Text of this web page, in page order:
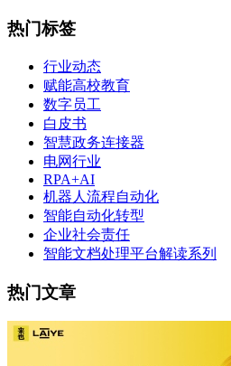
热门标签
行业动态
赋能高校教育
数字员工
白皮书
智慧政务连接器
电网行业
RPA+AI
机器人流程自动化
智能自动化转型
企业社会责任
智能文档处理平台解读系列
热门文章